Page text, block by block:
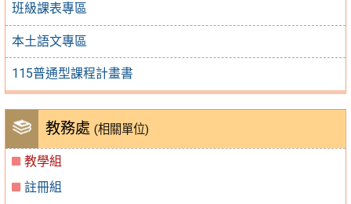
班級課表專區
本土語文專區
115普通型課程計畫書
教務處 (相關單位)
教學組
註冊組